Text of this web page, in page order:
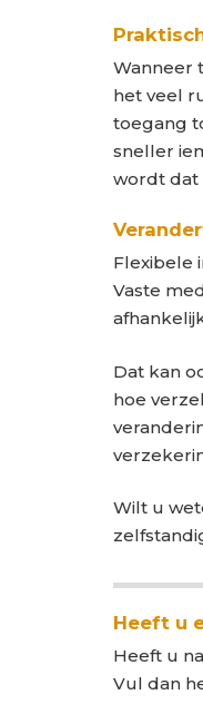
Wanneer
het veel
toegang
sneller
wordt dat
Flexibele
Vaste
Dat kan
hoe
Wilt u
Heeft u
Heeft u
Vul dan